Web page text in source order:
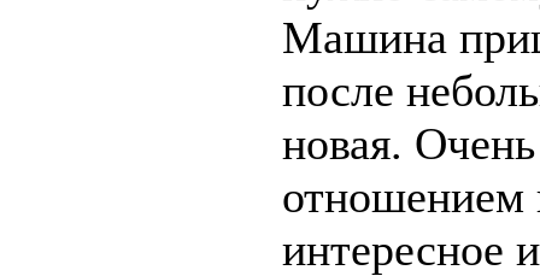
Машина
после
новая.
отношением
интересное